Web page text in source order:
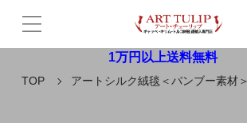
1万円以上送料無料
TOP アートシルク絨毯＜バンブー素材＞